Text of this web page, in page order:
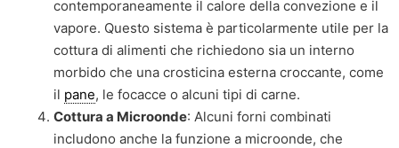
contemporaneamente il calore della convezione e il
vapore. Questo sistema è particolarmente utile per la
cottura di alimenti che richiedono sia un interno
morbido che una crosticina esterna croccante, come
il pane, le focacce o alcuni tipi di carne.
Cottura a Microonde: Alcuni forni combinati
includono anche la funzione a microonde, che